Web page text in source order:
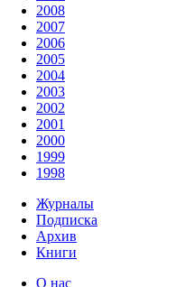
2008
2007
2006
2005
2004
2003
2002
2001
2000
1999
1998
Журналы
Подписка
Архив
Книги
О нас